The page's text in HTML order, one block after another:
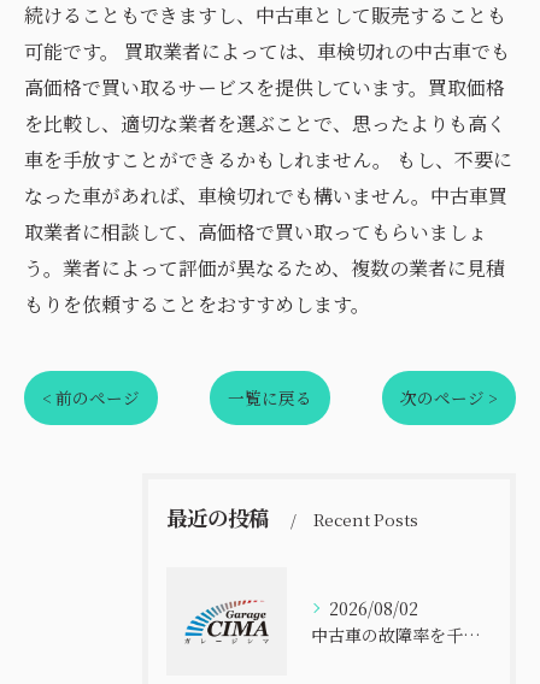
続けることもできますし、中古車として販売することも
可能です。 買取業者によっては、車検切れの中古車でも
高価格で買い取るサービスを提供しています。買取価格
を比較し、適切な業者を選ぶことで、思ったよりも高く
車を手放すことができるかもしれません。 もし、不要に
なった車があれば、車検切れでも構いません。中古車買
取業者に相談して、高価格で買い取ってもらいましょ
う。業者によって評価が異なるため、複数の業者に見積
もりを依頼することをおすすめします。
< 前のページ 一覧に戻る 次のページ >
最近の投稿 Recent Posts
2026/08/02
中古車の故障率を千葉県で比べて安全に選ぶ実践ポイント